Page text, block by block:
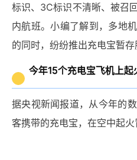
标识、3C标识不清晰、被召
内航班。小编了解到，多地
的同时，纷纷推出充电宝暂存
今年15个充电宝飞机上起
据央视新闻报道，从今年的
客携带的充电宝，在空中起火